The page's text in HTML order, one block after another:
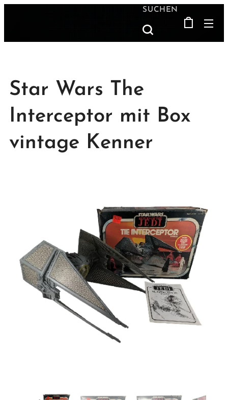
SUCHEN
Star Wars The
Interceptor mit Box
vintage Kenner